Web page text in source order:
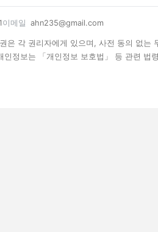
이메일 ahn235@gmail.com
은 각 권리자에게 있으며, 사전 동의 없는
정보는 「개인정보 보호법」 등 관련 법